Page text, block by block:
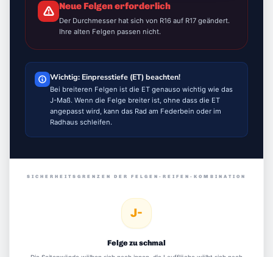
Neue Felgen erforderlich
Der Durchmesser hat sich von R16 auf R17 geändert.
Ihre alten Felgen passen nicht.
Wichtig: Einpresstiefe (ET) beachten!
Bei breiteren Felgen ist die ET genauso wichtig wie das
J-Maß. Wenn die Felge breiter ist, ohne dass die ET
angepasst wird, kann das Rad am Federbein oder im
Radhaus schleifen.
SICHERHEITSGRENZEN DER FELGEN-REIFEN-KOMBINATION
J-
Felge zu schmal